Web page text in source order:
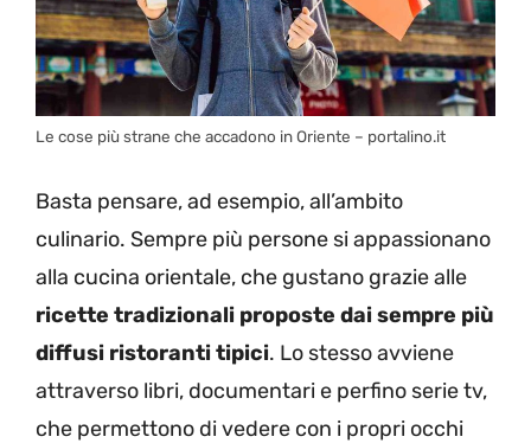
Le cose più strane che accadono in Oriente – portalino.it
Basta pensare, ad esempio, all’ambito
culinario. Sempre più persone si appassionano
alla cucina orientale, che gustano grazie alle
ricette tradizionali proposte dai sempre più
diffusi ristoranti tipici. Lo stesso avviene
attraverso libri, documentari e perfino serie tv,
che permettono di vedere con i propri occhi